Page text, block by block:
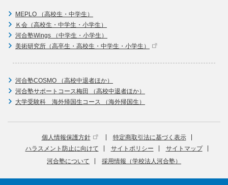
MEPLO （高校生・中学生）
Ｋ会（高校生・中学生・小学生）
河合塾Wings （中学生・小学生）
美術研究所（高卒生・高校生・中学生・小学生）
河合塾COSMO （高校中退者ほか）
河合塾サポートコース梅田 （高校中退者ほか）
大学受験科 海外帰国生コース （海外帰国生）
個人情報保護方針
特定商取引法に基づく表示
ハラスメント防止に向けて
サイトポリシー
サイトマップ
河合塾について
採用情報（学校法人河合塾）